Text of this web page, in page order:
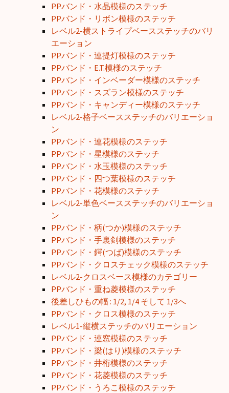
PPバンド・水晶模様のステッチ
PPバンド・リボン模様のステッチ
レベル2-横ストライプベースステッチのバリ
エーション
PPバンド・連提灯模様のステッチ
PPバンド・E.T.模様のステッチ
PPバンド・インベーダー模様のステッチ
PPバンド・スズラン模様のステッチ
PPバンド・キャンディー模様のステッチ
レベル2-格子ベースステッチのバリエーショ
ン
PPバンド・連花模様のステッチ
PPバンド・星模様のステッチ
PPバンド・水玉模様のステッチ
PPバンド・四つ葉模様のステッチ
PPバンド・花模様のステッチ
レベル2-単色ベースステッチのバリエーショ
ン
PPバンド・柄(つか)模様のステッチ
PPバンド・手裏剣模様のステッチ
PPバンド・鍔(つば)模様のステッチ
PPバンド・クロスチェック模様のステッチ
レベル2-クロスベース模様のカテゴリー
PPバンド・重ね菱模様のステッチ
後差しひもの幅 : 1/2, 1/4 そして 1/3へ
PPバンド・クロス模様のステッチ
レベル1-縦横ステッチのバリエーション
PPバンド・連窓模様のステッチ
PPバンド・梁(はり)模様のステッチ
PPバンド・井桁模様のステッチ
PPバンド・花菱模様のステッチ
PPバンド・うろこ模様のステッチ